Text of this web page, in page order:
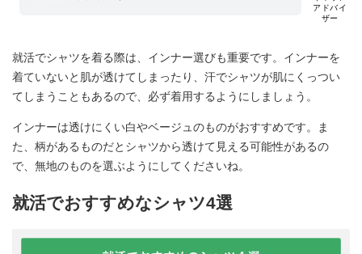
アドバイ
ザー
就活でシャツを着る際は、インナー選びも重要です。インナーを
着ていないと肌が透けてしまったり、汗でシャツが肌にくっつい
てしまうこともあるので、必ず着用するようにしましょう。
インナーは透けにくい白やベージュのものがおすすめです。ま
た、柄があるものだとシャツから透けて見える可能性があるの
で、無地のものを選ぶようにしてくださいね。
就活でおすすめなシャツ4選